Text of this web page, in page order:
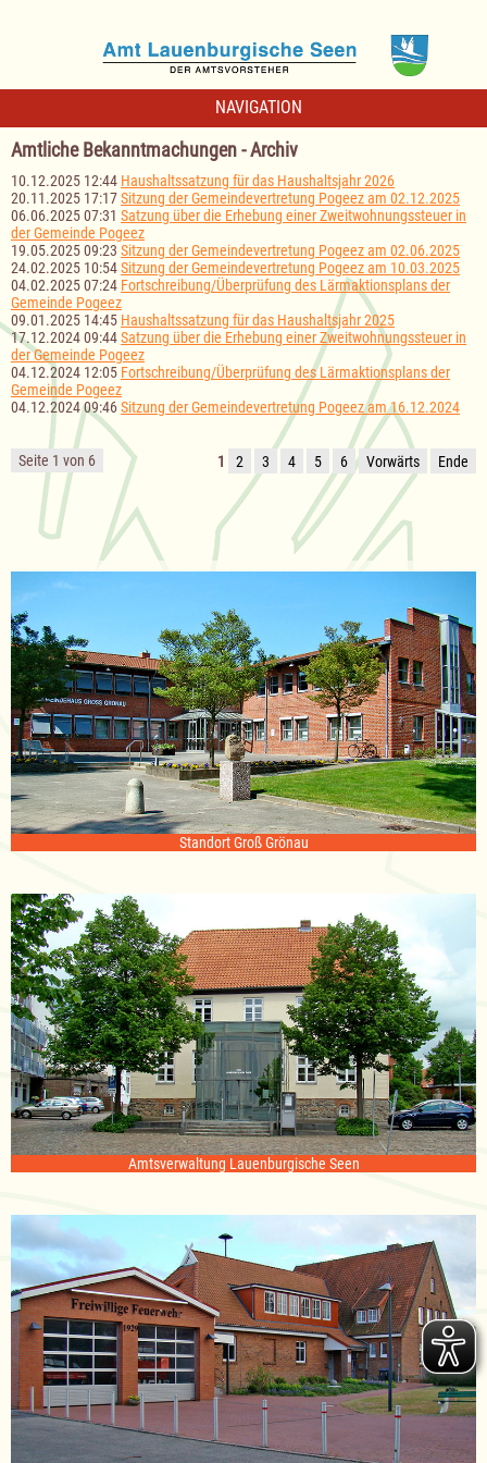
NAVIGATION
Amtliche Bekanntmachungen - Archiv
10.12.2025 12:44 Haushaltssatzung für das Haushaltsjahr 2026
20.11.2025 17:17Sitzung der Gemeindevertretung Pogeez am 02.12.2025
06.06.2025 07:31 Satzung über die Erhebung einer Zweitwohnungssteuer in
der Gemeinde Pogeez
19.05.2025 09:23 Sitzung der Gemeindevertretung Pogeez am 02.06.2025
24.02.2025 10:54Sitzung der Gemeindevertretung Pogeez am 10.03.2025
04.02.2025 07:24 Fortschreibung/Überprüfung des Lärmaktionsplans der
Gemeinde Pogeez
09.01.2025 14:45 Haushaltssatzung für das Haushaltsjahr 2025
17.12.2024 09:44Satzung über die Erhebung einer Zweitwohnungssteuer in
der Gemeinde Pogeez
04.12.2024 12:05 Fortschreibung/Überprüfung des Lärmaktionsplans der
Gemeinde Pogeez
04.12.2024 09:46Sitzung der Gemeindevertretung Pogeez am 16.12.2024
Seite 1 von 6 1 2 3 4 5 6 Vorwärts Ende
Standort Groß Grönau
Amtsverwaltung Lauenburgische Seen